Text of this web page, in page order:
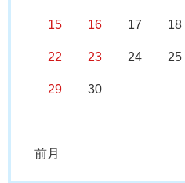
15 16 17 18
22 23 24 25
29 30
前月